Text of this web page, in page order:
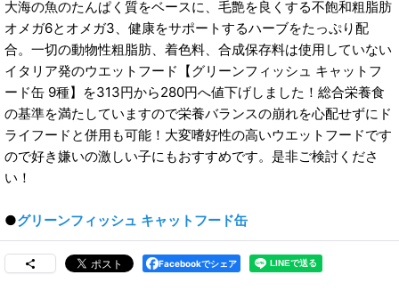
大海の魚のたんぱく質をベースに、毛艶を良くする不飽和粗脂肪
オメガ6とオメガ3、健康をサポートするハーブをたっぷり配
合。一切の動物性粗脂肪、着色料、合成保存料は使用していない
イタリア発のウエットフード【グリーンフィッシュ キャットフ
ード缶 9種】を313円から280円へ値下げしました！総合栄養食
の基準を満たしていますので栄養バランスの崩れを心配せずにド
ライフードと併用も可能！大変嗜好性の高いウエットフードです
ので好き嫌いの激しい子にもおすすめです。是非ご検討くださ
い！
●グリーンフィッシュ キャットフード缶
Facebookでシェア